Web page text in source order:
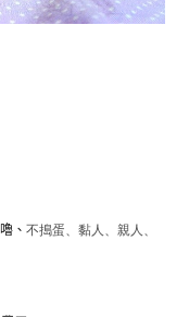
、 不搗蛋、黏人、親人、